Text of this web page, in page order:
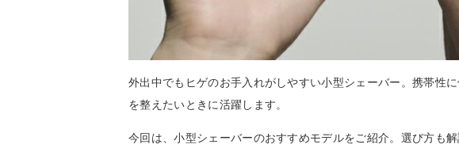
外出中でもヒゲのお手入れがしやすい小型シェーバー。携帯性
を整えたいときに活躍します。
今回は、小型シェーバーのおすすめモデルをご紹介。選び方も